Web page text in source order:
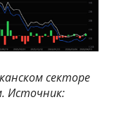
секторе
Источник: